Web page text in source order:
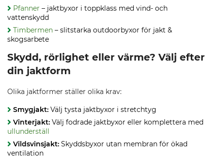
Pfanner – jaktbyxor i toppklass med vind- och
vattenskydd
Timbermen – slitstarka outdoorbyxor för jakt &
skogsarbete
Skydd, rörlighet eller värme? Välj efter
din jaktform
Olika jaktformer ställer olika krav:
Smygjakt: Välj tysta jaktbyxor i stretchtyg
Vinterjakt: Välj fodrade jaktbyxor eller komplettera med
ullunderställ
Vildsvinsjakt: Skyddsbyxor utan membran för ökad
ventilation